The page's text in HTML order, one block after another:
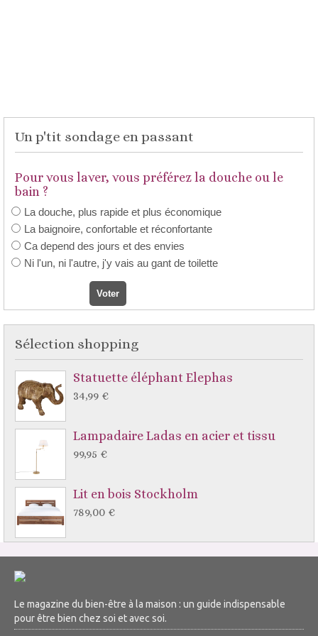
Un p'tit sondage en passant
Pour vous laver, vous préférez la douche ou le
bain ?
La douche, plus rapide et plus économique
La baignoire, confortable et réconfortante
Ca depend des jours et des envies
Ni l'un, ni l'autre, j'y vais au gant de toilette
Sélection shopping
Statuette éléphant Elephas
34,99 €
Lampadaire Ladas en acier et tissu
99,95 €
Lit en bois Stockholm
789,00 €
Le magazine du bien-être à la maison : un guide indispensable
pour être bien chez soi et avec soi.